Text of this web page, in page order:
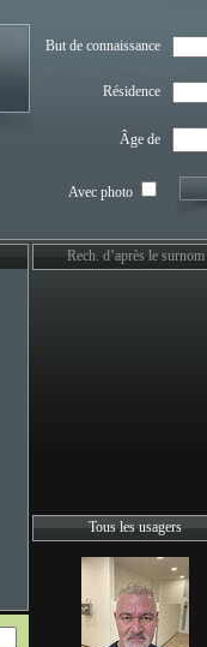
But de connaissance
Résidence
Âge de
Avec photo
Rech. d’après le surnom
Tous les usagers